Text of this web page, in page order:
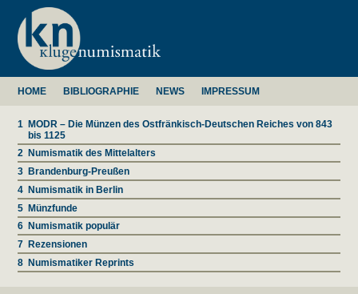
HOME BIBLIOGRAPHIE NEWS IMPRESSUM
1 MODR – Die Münzen des Ostfränkisch-Deutschen Reiches von 843
bis 1125
2 Numismatik des Mittelalters
3 Brandenburg-Preußen
4 Numismatik in Berlin
5 Münzfunde
6 Numismatik populär
7 Rezensionen
8 Numismatiker Reprints